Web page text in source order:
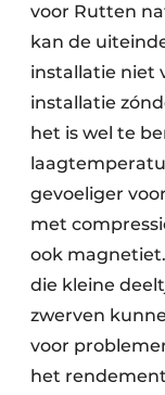
voor Rutten
kan de
installatie niet
installatie
het is wel te
gevoeliger
met
ook
die kleine
zwerven
voor
het